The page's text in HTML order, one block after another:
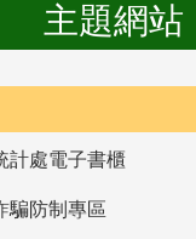
主題網站
計處電子書櫃
騙防制專區